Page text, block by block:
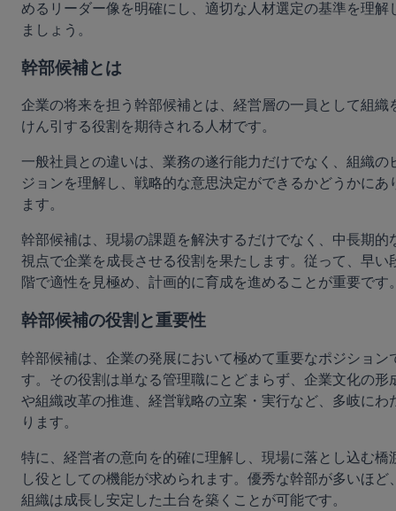
めるリーダー像を明確にし、適切な人材選定の基準を理解
ましょう。
幹部候補とは
企業の将来を担う幹部候補とは、経営層の一員として組織
けん引する役割を期待される人材です。
一般社員との違いは、業務の遂行能力だけでなく、組織の
ジョンを理解し、戦略的な意思決定ができるかどうかにあ
ます。
幹部候補は、現場の課題を解決するだけでなく、中長期的
視点で企業を成長させる役割を果たします。従って、早い
階で適性を見極め、計画的に育成を進めることが重要です
幹部候補の役割と重要性
幹部候補は、企業の発展において極めて重要なポジション
す。その役割は単なる管理職にとどまらず、企業文化の形
や組織改革の推進、経営戦略の立案・実行など、多岐にわ
ります。
特に、経営者の意向を的確に理解し、現場に落とし込む橋
し役としての機能が求められます。優秀な幹部が多いほど
組織は成長し安定した土台を築くことが可能です。